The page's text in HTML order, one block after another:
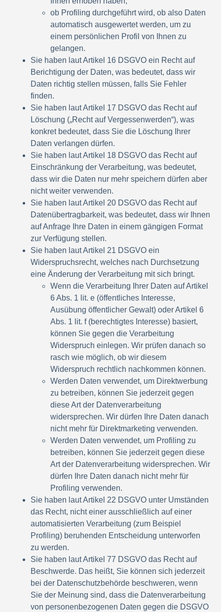
ob Profiling durchgeführt wird, ob also Daten
automatisch ausgewertet werden, um zu
einem persönlichen Profil von Ihnen zu
gelangen.
Sie haben laut Artikel 16 DSGVO ein Recht auf
Berichtigung der Daten, was bedeutet, dass wir
Daten richtig stellen müssen, falls Sie Fehler
finden.
Sie haben laut Artikel 17 DSGVO das Recht auf
Löschung („Recht auf Vergessenwerden“), was
konkret bedeutet, dass Sie die Löschung Ihrer
Daten verlangen dürfen.
Sie haben laut Artikel 18 DSGVO das Recht auf
Einschränkung der Verarbeitung, was bedeutet,
dass wir die Daten nur mehr speichern dürfen aber
nicht weiter verwenden.
Sie haben laut Artikel 20 DSGVO das Recht auf
Datenübertragbarkeit, was bedeutet, dass wir Ihnen
auf Anfrage Ihre Daten in einem gängigen Format
zur Verfügung stellen.
Sie haben laut Artikel 21 DSGVO ein
Widerspruchsrecht, welches nach Durchsetzung
eine Änderung der Verarbeitung mit sich bringt.
Wenn die Verarbeitung Ihrer Daten auf Artikel
6 Abs. 1 lit. e (öffentliches Interesse,
Ausübung öffentlicher Gewalt) oder Artikel 6
Abs. 1 lit. f (berechtigtes Interesse) basiert,
können Sie gegen die Verarbeitung
Widerspruch einlegen. Wir prüfen danach so
rasch wie möglich, ob wir diesem
Widerspruch rechtlich nachkommen können.
Werden Daten verwendet, um Direktwerbung
zu betreiben, können Sie jederzeit gegen
diese Art der Datenverarbeitung
widersprechen. Wir dürfen Ihre Daten danach
nicht mehr für Direktmarketing verwenden.
Werden Daten verwendet, um Profiling zu
betreiben, können Sie jederzeit gegen diese
Art der Datenverarbeitung widersprechen. Wir
dürfen Ihre Daten danach nicht mehr für
Profiling verwenden.
Sie haben laut Artikel 22 DSGVO unter Umständen
das Recht, nicht einer ausschließlich auf einer
automatisierten Verarbeitung (zum Beispiel
Profiling) beruhenden Entscheidung unterworfen
zu werden.
Sie haben laut Artikel 77 DSGVO das Recht auf
Beschwerde. Das heißt, Sie können sich jederzeit
bei der Datenschutzbehörde beschweren, wenn
Sie der Meinung sind, dass die Datenverarbeitung
von personenbezogenen Daten gegen die DSGVO